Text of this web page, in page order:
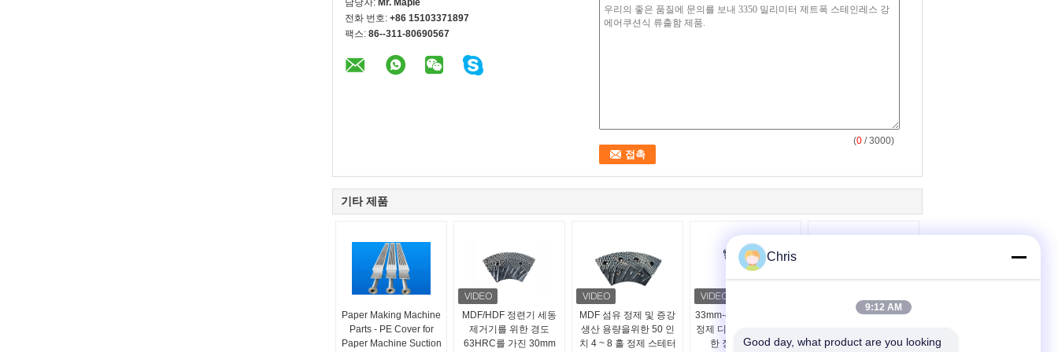
담당자: Mr. Maple
전화 번호: +86 15103371897
팩스: 86--311-80690567
(0 / 3000)
기타 제품
Paper Making Machine
Parts - PE Cover for
Paper Machine Suction
MDF/HDF 정련기 세동
제거기를 위한 경도
63HRC를 가진 30mm
MDF 섬유 정제 및 증강
생산 용량을위한 50 인
치 4 ~ 8 홀 정제 스테터
33mm-42mm 두께 MDF
정제 디피브레이터를 위
한 정제 세그먼트
48 인치 정제기 중밀도
Chris
9:12 AM
Good day, what product are you looking